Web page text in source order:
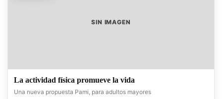
SIN IMAGEN
La actividad física promueve la vida
Una nueva propuesta Pami, para adultos mayores